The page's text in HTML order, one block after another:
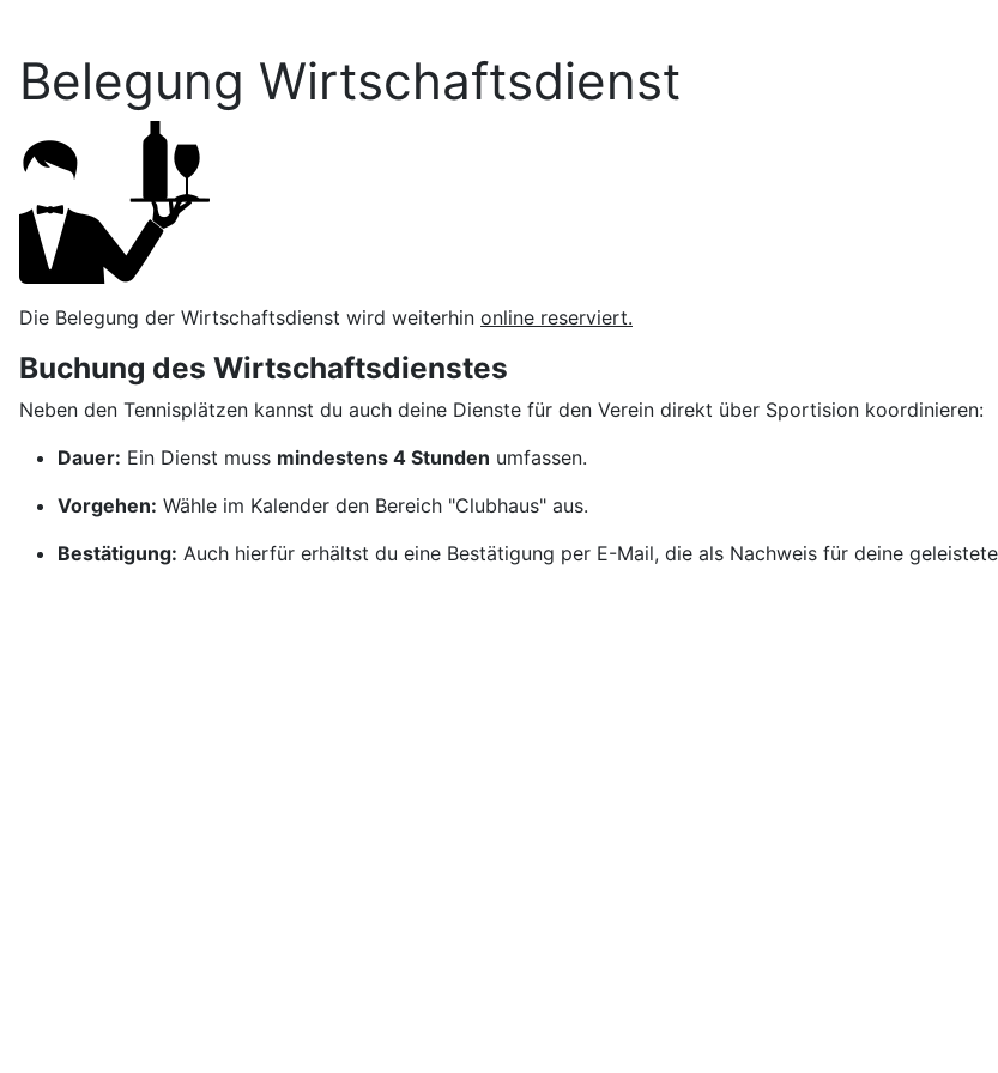
Belegung Wirtschaftsdienst
Die Belegung der Wirtschaftsdienst wird weiterhin online reserviert.
Buchung des Wirtschaftsdienstes
Neben den Tennisplätzen kannst du auch deine Dienste für den Verein direkt über Sportision koordinieren:
Dauer: Ein Dienst muss mindestens 4 Stunden umfassen.
Vorgehen: Wähle im Kalender den Bereich "Clubhaus" aus.
Bestätigung: Auch hierfür erhältst du eine Bestätigung per E-Mail, die als Nachweis für deine